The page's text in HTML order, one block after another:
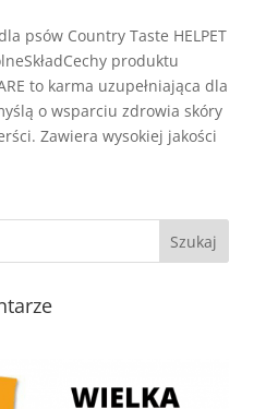
psów Country Taste HELPET
produktu
to karma uzupełniająca dla
o wsparciu zdrowia skóry
Zawiera wysokiej jakości